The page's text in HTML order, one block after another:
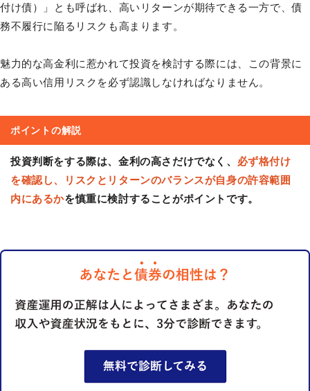
付け債）」とも呼ばれ、高いリターンが期待できる一方で、債
務不履行に陥るリスクも高まります。
魅力的な高金利に惹かれて投資を検討する際には、この背景に
ある高い信用リスクを必ず認識しなければなりません。
ポイントの解説
投資判断をする際は、金利の高さだけでなく、 必ず格付け
を確認し、リスクとリターンのバランスが自身の許容範囲
内にあるかを慎重に検討することがポイントです。